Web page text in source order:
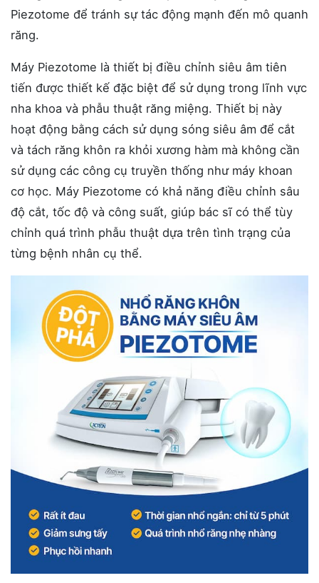
Piezotome để tránh sự tác động mạnh đến mô quanh
răng.
Máy Piezotome là thiết bị điều chỉnh siêu âm tiên
tiến được thiết kế đặc biệt để sử dụng trong lĩnh vực
nha khoa và phẫu thuật răng miệng. Thiết bị này
hoạt động bằng cách sử dụng sóng siêu âm để cắt
và tách răng khôn ra khỏi xương hàm mà không cần
sử dụng các công cụ truyền thống như máy khoan
cơ học. Máy Piezotome có khả năng điều chỉnh sâu
độ cắt, tốc độ và công suất, giúp bác sĩ có thể tùy
chỉnh quá trình phẫu thuật dựa trên tình trạng của
từng bệnh nhân cụ thể.